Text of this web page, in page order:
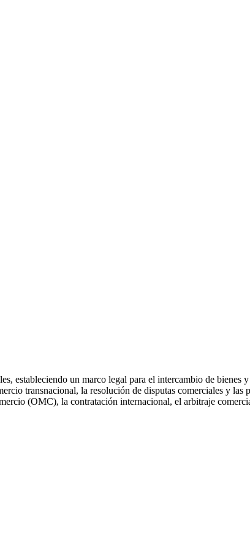
estableciendo un marco legal para el intercambio de bienes
transnacional, la resolución de disputas comerciales y las
(OMC), la contratación internacional, el arbitraje